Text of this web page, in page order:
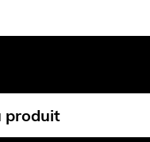
produit